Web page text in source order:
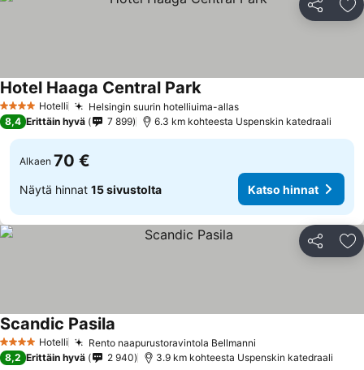
Jaa
4 Tähtiluokitus
Hotelli Helsingin suurin hotelliuima-allas
Hotel Haaga Central Park
8,4 Erittäin hyvä 7 899 6.3 km kohteesta Uspenskin katedraali
Alkaen 70 €
Näytä hinnat 15 sivustolta Katso hinnat
Jaa
4 Tähtiluokitus
Hotelli Rento naapurustoravintola Bellmanni
Scandic Pasila
8,2 Erittäin hyvä 2 940 3.9 km kohteesta Uspenskin katedraali